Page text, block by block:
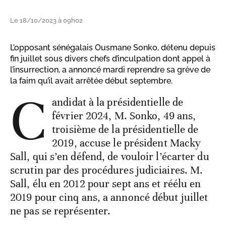
Le 18/10/2023 à 09h02
L’opposant sénégalais Ousmane Sonko, détenu depuis
fin juillet sous divers chefs d’inculpation dont appel à
l’insurrection, a annoncé mardi reprendre sa grève de
la faim qu’il avait arrêtée début septembre.
C andidat à la présidentielle de
février 2024, M. Sonko, 49 ans,
troisième de la présidentielle de
2019, accuse le président Macky
Sall, qui s’en défend, de vouloir l’écarter du
scrutin par des procédures judiciaires. M.
Sall, élu en 2012 pour sept ans et réélu en
2019 pour cinq ans, a annoncé début juillet
ne pas se représenter.